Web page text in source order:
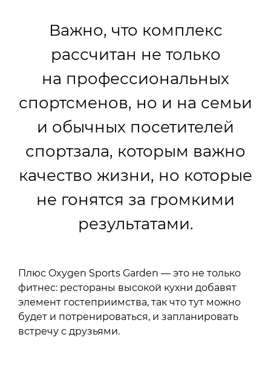
Важно, что комплекс
рассчитан не только
на профессиональных
спортсменов, но и на семьи
и обычных посетителей
спортзала, которым важно
качество жизни, но которые
не гонятся за громкими
результатами.
Плюс Oxygen Sports Garden — это не только
фитнес: рестораны высокой кухни добавят
элемент гостеприимства, так что тут можно
будет и потренироваться, и запланировать
встречу с друзьями.